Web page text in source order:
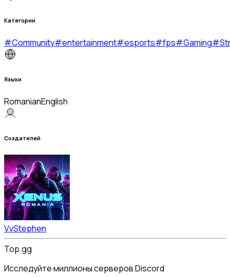
Категории
#Community#entertainment#esports#fps#Gaming#
Языки
RomanianEnglish
Создателей
VvStephen
Top.gg
Исследуйте миллионы серверов Discord